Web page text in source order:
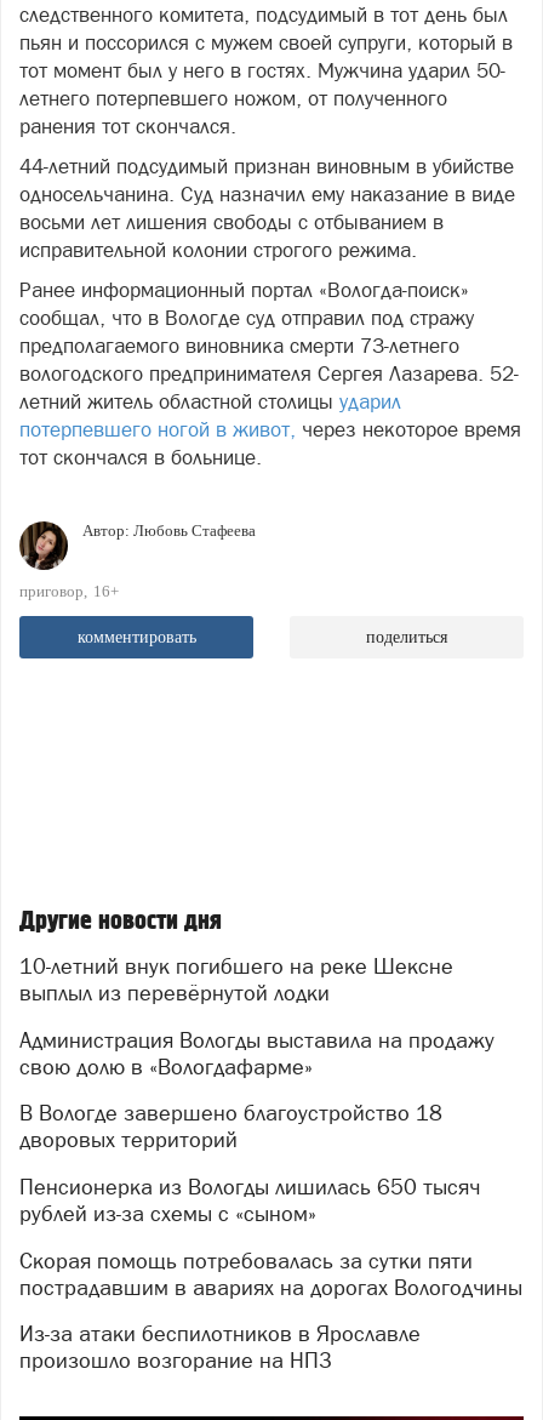
следственного комитета, подсудимый в тот день был
пьян и поссорился с мужем своей супруги, который в
тот момент был у него в гостях. Мужчина ударил 50-
летнего потерпевшего ножом, от полученного
ранения тот скончался.
44-летний подсудимый признан виновным в убийстве
односельчанина. Суд назначил ему наказание в виде
восьми лет лишения свободы с отбыванием в
исправительной колонии строгого режима.
Ранее информационный портал «Вологда-поиск»
сообщал, что в Вологде суд отправил под стражу
предполагаемого виновника смерти 73-летнего
вологодского предпринимателя Сергея Лазарева. 52-
летний житель областной столицы ударил
потерпевшего ногой в живот, через некоторое время
тот скончался в больнице.
Автор: Любовь Стафеева
приговор 16+
комментировать поделиться
Другие новости дня
10-летний внук погибшего на реке Шексне
выплыл из перевёрнутой лодки
Администрация Вологды выставила на продажу
свою долю в «Вологдафарме»
В Вологде завершено благоустройство 18
дворовых территорий
Пенсионерка из Вологды лишилась 650 тысяч
рублей из-за схемы с «сыном»
Скорая помощь потребовалась за сутки пяти
пострадавшим в авариях на дорогах Вологодчины
Из-за атаки беспилотников в Ярославле
произошло возгорание на НПЗ